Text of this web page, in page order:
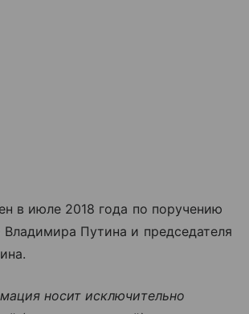
в июле 2018 года по поручению
Путина и председателя
носит исключительно